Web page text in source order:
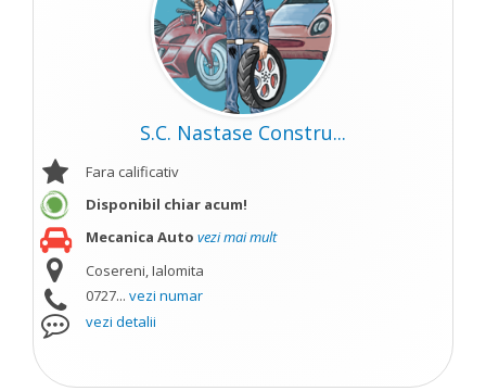
S.C. Nastase Constru...
Fara calificativ
Disponibil chiar acum!
Mecanica Auto vezi mai mult
Cosereni, Ialomita
0727... vezi numar
vezi detalii